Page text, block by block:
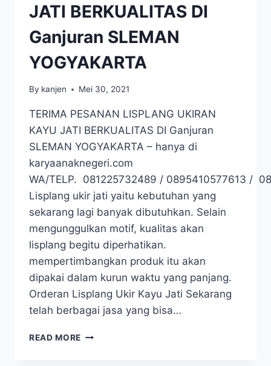
JATI BERKUALITAS DI
Ganjuran SLEMAN
YOGYAKARTA
By kanjen Mei 30, 2021
TERIMA PESANAN LISPLANG UKIRAN
KAYU JATI BERKUALITAS DI Ganjuran
SLEMAN YOGYAKARTA – hanya di
karyaanaknegeri.com
WA/TELP. 081225732489 / 0895410577613 /
Lisplang ukir jati yaitu kebutuhan yang
sekarang lagi banyak dibutuhkan. Selain
mengunggulkan motif, kualitas akan
lisplang begitu diperhatikan.
mempertimbangkan produk itu akan
dipakai dalam kurun waktu yang panjang.
Orderan Lisplang Ukir Kayu Jati Sekarang
telah berbagai jasa yang bisa…
READ MORE